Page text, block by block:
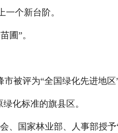
个新台阶。
圃”。
被评为“全国绿化先进地区
化标准的旗县区。
、国家林业部、人事部授